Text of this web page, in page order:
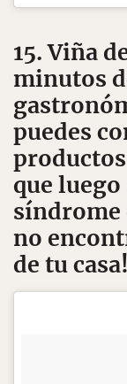
15. Viña
minutos
puedes
que
síndrome
no
de tu casa!